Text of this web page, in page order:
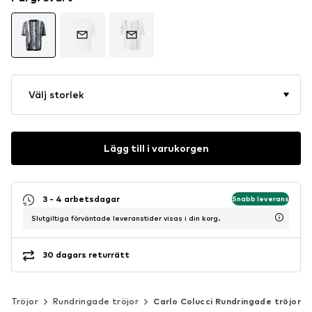
Välj storlek
Lägg till i varukorgen
3 - 4 arbetsdagar Snabb leverans
Slutgiltiga förväntade leveranstider visas i din korg.
30 dagars returrätt
Tröjor Rundringade tröjor Carlo Colucci Rundringade tröjor